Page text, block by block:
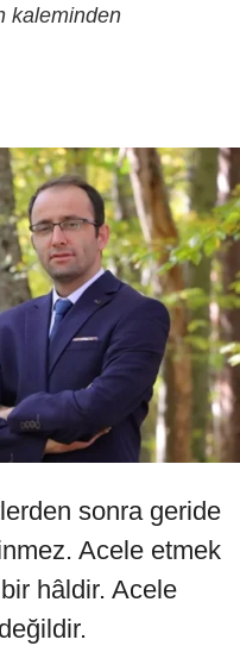
kaleminden
sonra geride
Acele etmek
hâldir. Acele